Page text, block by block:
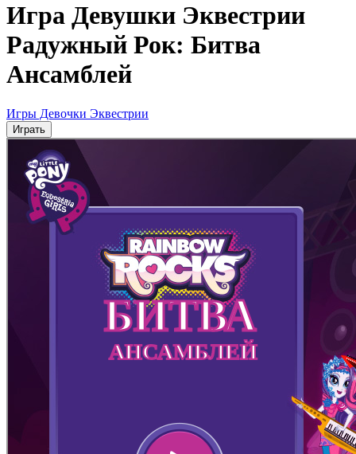
Игра Девушки Эквестрии
Радужный Рок: Битва
Ансамблей
Игры Девочки Эквестрии
Играть